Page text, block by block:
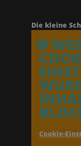
Die kleine
Cookie-